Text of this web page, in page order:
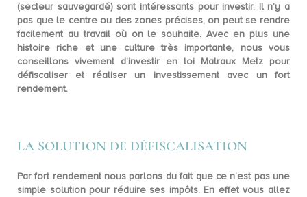
(secteur sauvegardé) sont intéressants pour investir. Il n’y a
pas que le centre ou des zones précises, on peut se rendre
facilement au travail où on le souhaite. Avec en plus une
histoire riche et une culture très importante, nous vous
conseillons vivement d’investir en loi Malraux Metz pour
défiscaliser et réaliser un investissement avec un fort
rendement.
LA SOLUTION DE DÉFISCALISATION
Par fort rendement nous parlons du fait que ce n’est pas une
simple solution pour réduire ses impôts. En effet vous allez